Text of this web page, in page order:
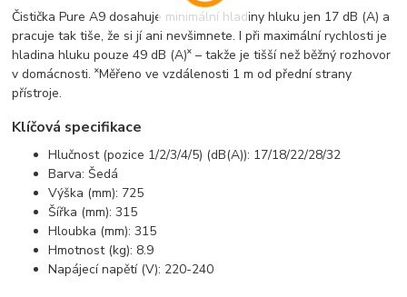
Čistička Pure A9 dosahuje minimální hladiny hluku jen 17 dB (A) a
pracuje tak tiše, že si jí ani nevšimnete. I při maximální rychlosti je
hladina hluku pouze 49 dB (A)˟ – takže je tišší než běžný rozhovor
v domácnosti. ˟Měřeno ve vzdálenosti 1 m od přední strany
přístroje.
Klíčová specifikace
Hlučnost (pozice 1/2/3/4/5) (dB(A)): 17/18/22/28/32
Barva: Šedá
Výška (mm): 725
Šířka (mm): 315
Hloubka (mm): 315
Hmotnost (kg): 8.9
Napájecí napětí (V): 220-240